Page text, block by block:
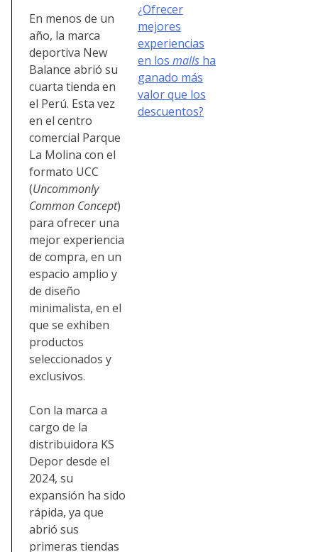
En menos de un
año, la marca
deportiva New
Balance abrió su
cuarta tienda en
el Perú. Esta vez
en el centro
comercial Parque
La Molina con el
formato UCC
(Uncommonly
Common Concept)
para ofrecer una
mejor experiencia
de compra, en un
espacio amplio y
de diseño
minimalista, en el
que se exhiben
productos
seleccionados y
exclusivos.
Con la marca a
cargo de la
distribuidora KS
Depor desde el
2024, su
expansión ha sido
rápida, ya que
abrió sus
primeras tiendas
¿Ofrecer
mejores
experiencias
en los malls ha
ganado más
valor que los
descuentos?